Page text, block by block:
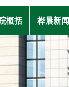
概括 桦晨新闻